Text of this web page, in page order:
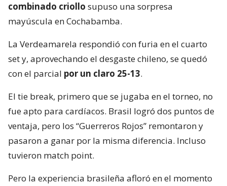
combinado criollo supuso una sorpresa
mayúscula en Cochabamba.
La Verdeamarela respondió con furia en el cuarto
set y, aprovechando el desgaste chileno, se quedó
con el parcial por un claro 25-13.
El tie break, primero que se jugaba en el torneo, no
fue apto para cardíacos. Brasil logró dos puntos de
ventaja, pero los “Guerreros Rojos” remontaron y
pasaron a ganar por la misma diferencia. Incluso
tuvieron match point.
Pero la experiencia brasileña afloró en el momento